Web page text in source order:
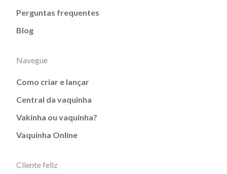
Perguntas frequentes
Blog
Navegue
Como criar e lançar
Central da vaquinha
Vakinha ou vaquinha?
Vaquinha Online
Cliente feliz